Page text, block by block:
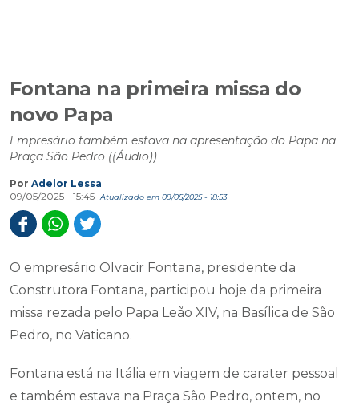
Fontana na primeira missa do
novo Papa
Empresário também estava na apresentação do Papa na
Praça São Pedro ((Áudio))
Por Adelor Lessa
09/05/2025 - 15:45
Atualizado em 09/05/2025 - 18:53
O empresário Olvacir Fontana, presidente da
Construtora Fontana, participou hoje da primeira
missa rezada pelo Papa Leão XIV, na Basílica de São
Pedro, no Vaticano.
Fontana está na Itália em viagem de carater pessoal
e também estava na Praça São Pedro, ontem, no